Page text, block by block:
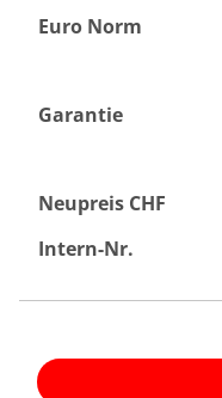
Euro Norm
Garantie
Neupreis CHF
Intern-Nr.